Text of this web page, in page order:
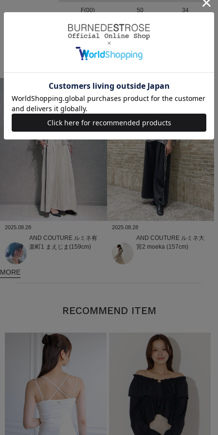
F(00) 50 34
2025.08.28
AND COUTURE ルミネ有
楽町1 まえじま(159cm)
2025.08.28
AND COUTURE ルミネ大
宮2 moeka (157cm)
MORE
RECOMMEND ITEM